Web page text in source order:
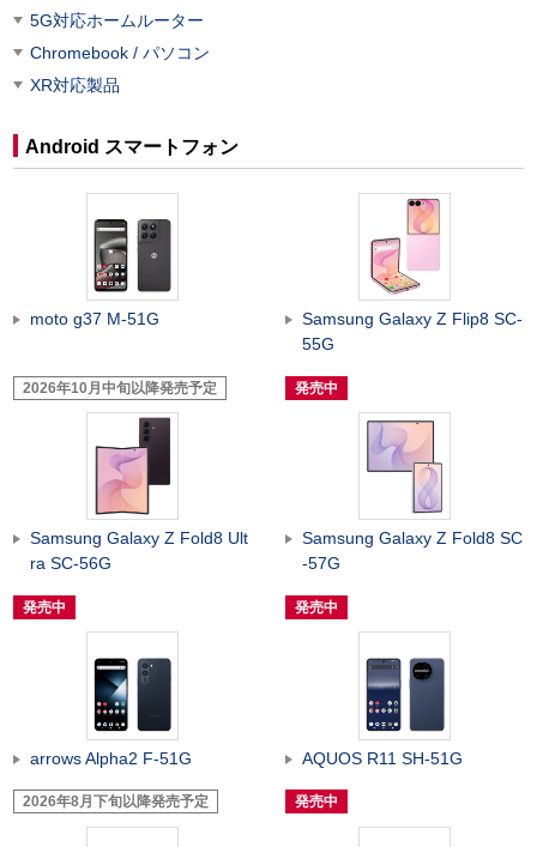
5G対応ホームルーター
Chromebook / パソコン
XR対応製品
Android スマートフォン
moto g37 M-51G
2026年10月中旬以降発売予定
Samsung Galaxy Z Flip8 SC-
55G
発売中
Samsung Galaxy Z Fold8 Ult
ra SC-56G
発売中
Samsung Galaxy Z Fold8 SC
-57G
発売中
arrows Alpha2 F-51G
2026年8月下旬以降発売予定
AQUOS R11 SH-51G
発売中